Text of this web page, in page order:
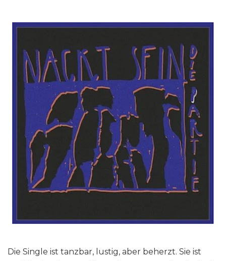
Die Single ist tanzbar, lustig, aber beherzt. Sie ist